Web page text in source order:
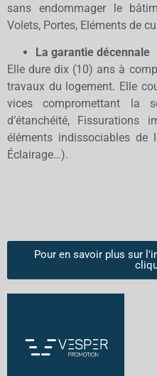
sans endommager le
Volets, Portes, Eléments de
La garantie décennale
Elle dure dix (10) ans à
travaux du logement. Elle
vices compromettant la
d’étanchéité,
éléments indissociables de
Éclairage…).
Pour en savoir plus sur